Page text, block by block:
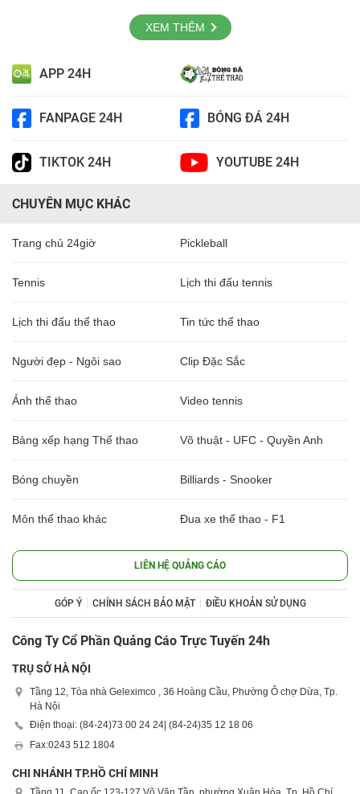
XEM THÊM
APP 24H
FANPAGE 24H BÓNG ĐÁ 24H
TIKTOK 24H YOUTUBE 24H
CHUYÊN MỤC KHÁC
Trang chủ 24giờ Pickleball
Tennis Lịch thi đấu tennis
Lịch thi đấu thể thao Tin tức thể thao
Người đẹp - Ngôi sao Clip Đặc Sắc
Ảnh thể thao Video tennis
Bảng xếp hạng Thể thao Võ thuật - UFC - Quyền Anh
Bóng chuyền Billiards - Snooker
Môn thể thao khác Đua xe thể thao - F1
LIÊN HỆ QUẢNG CÁO
GÓP Ý CHÍNH SÁCH BẢO MẬT ĐIỀU KHOẢN SỬ DỤNG
Công Ty Cổ Phần Quảng Cáo Trực Tuyến 24h
TRỤ SỞ HÀ NỘI
Tầng 12, Tòa nhà Geleximco , 36 Hoàng Cầu, Phường Ô chợ Dừa, Tp.
Hà Nội
Điện thoại: (84-24)73 00 24 24 | (84-24)35 12 18 06
Fax:0243 512 1804
CHI NHÁNH TP.HỒ CHÍ MINH